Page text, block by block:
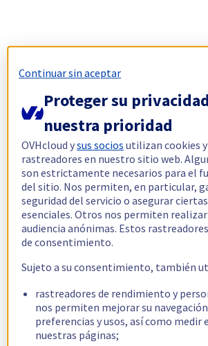
Continuar sin aceptar
Proteger su
nuestra prioridad
OVHcloud ysus socios utilizan cookies
rastreadores en nuestro sitio web.
son estrictamente necesarios para el
del sitio. Nos permiten, en particular,
seguridad del servicio o asegurar
esenciales. Otros nos permiten
audiencia anónimas. Estos
de consentimiento.
Sujeto a su consentimiento, también
rastreadores de rendimiento y
nos permiten mejorar su navegación
preferencias y usos, así como medir
nuestras páginas;